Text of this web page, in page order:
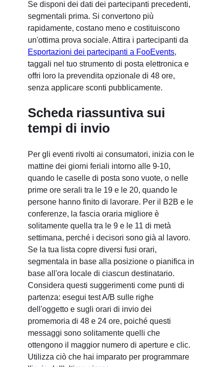
Se disponi dei dati dei partecipanti precedenti,
segmentali prima. Si convertono più
rapidamente, costano meno e costituiscono
un'ottima prova sociale. Attira i partecipanti da
Esportazioni dei partecipanti a FooEvents,
taggali nel tuo strumento di posta elettronica e
offri loro la prevendita opzionale di 48 ore,
senza applicare sconti pubblicamente.
Scheda riassuntiva sui
tempi di invio
Per gli eventi rivolti ai consumatori, inizia con le
mattine dei giorni feriali intorno alle 9-10,
quando le caselle di posta sono vuote, o nelle
prime ore serali tra le 19 e le 20, quando le
persone hanno finito di lavorare. Per il B2B e le
conferenze, la fascia oraria migliore è
solitamente quella tra le 9 e le 11 di metà
settimana, perché i decisori sono già al lavoro.
Se la tua lista copre diversi fusi orari,
segmentala in base alla posizione o pianifica in
base all'ora locale di ciascun destinatario.
Considera questi suggerimenti come punti di
partenza: esegui test A/B sulle righe
dell'oggetto e sugli orari di invio dei
promemoria di 48 e 24 ore, poiché questi
messaggi sono solitamente quelli che
ottengono il maggior numero di aperture e clic.
Utilizza ciò che hai imparato per programmare